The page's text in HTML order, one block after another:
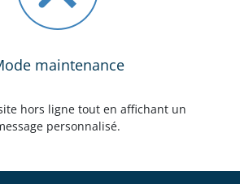
maintenance
hors ligne tout en affichant un
personnalisé.